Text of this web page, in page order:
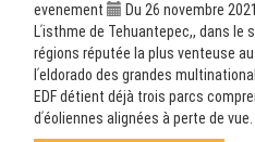
evenement
Du 26 novembre
Lʹisthme de Tehuantepec,, dans le
régions réputée la plus venteuse
lʹeldorado des grandes
EDF détient déjà trois parcs
dʹéoliennes alignées à perte de vue.